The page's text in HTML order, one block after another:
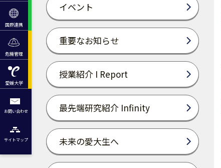
国際連携
危機管理
愛媛大学
お問い合わせ
サイトマップ
イベント
重要なお知らせ
授業紹介 I Report
最先端研究紹介 Infinity
未来の愛大生へ